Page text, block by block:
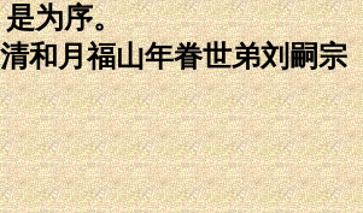
为序。
和月福山年眷世弟刘嗣宗